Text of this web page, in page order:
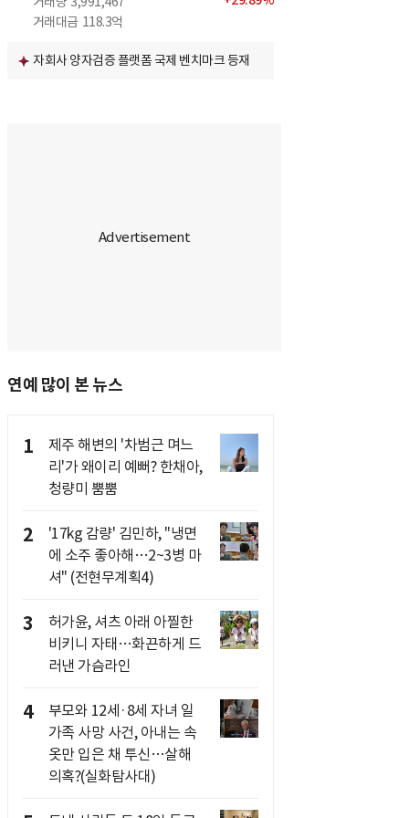
거래대금 118.3억
자회사 양자검증 플랫폼 국제 벤치마크 등재
연예 많이 본 뉴스
1
제주 해변의 '차범근 며느
리'가 왜이리 예뻐? 한채아,
청량미 뿜뿜
2
'17kg 감량' 김민하, "냉면
에 소주 좋아해…2~3병 마
셔" (전현무계획4)
3
허가윤, 셔츠 아래 아찔한
비키니 자태…화끈하게 드
러낸 가슴라인
4
부모와 12세·8세 자녀 일
가족 사망 사건, 아내는 속
옷만 입은 채 투신…살해
의혹?(실화탐사대)